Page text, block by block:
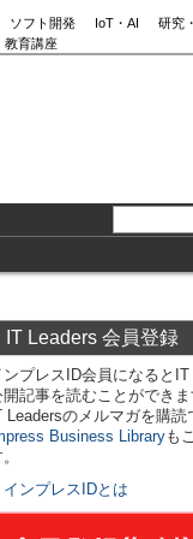
ソフト開発 IoT・AI
研究
教育講座
IT Leaders 会員登録
ンプレスID会員になると
開記事を読むことができま
Leadersのメルマガを購読
Business Libraryも
インプレスIDとは